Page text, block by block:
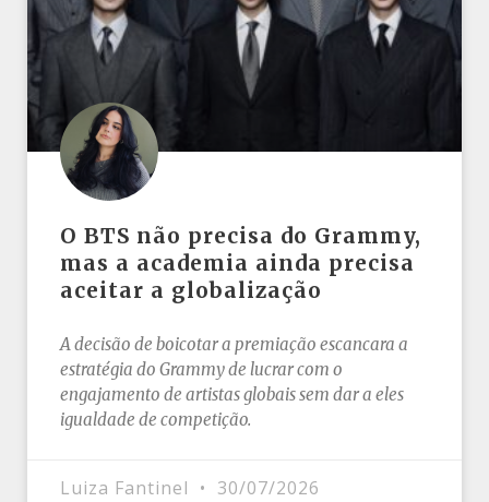
O BTS não precisa do Grammy,
mas a academia ainda precisa
aceitar a globalização
A decisão de boicotar a premiação escancara a
estratégia do Grammy de lucrar com o
engajamento de artistas globais sem dar a eles
igualdade de competição.
Luiza Fantinel 30/07/2026